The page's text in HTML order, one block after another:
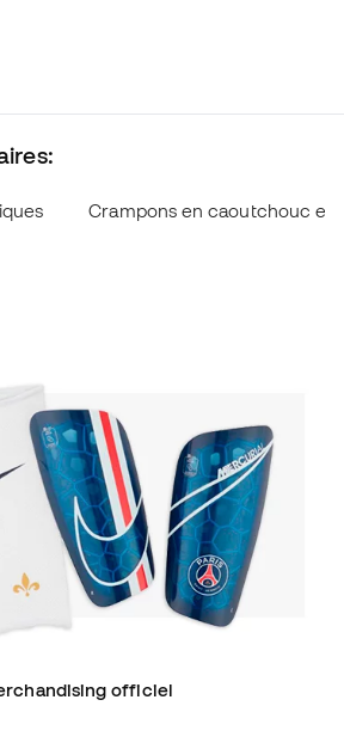
Crampons en caoutchouc et
officiel